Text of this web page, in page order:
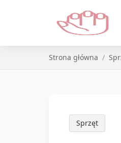
Strona główna
Sprzęt